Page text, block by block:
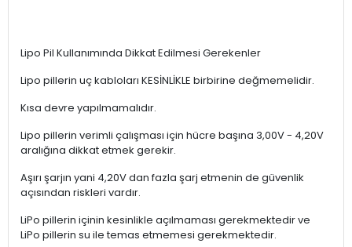
Lipo Pil Kullanımında Dikkat Edilmesi Gerekenler
Lipo pillerin uç kabloları KESİNLİKLE birbirine değmemelidir.
Kısa devre yapılmamalıdır.
Lipo pillerin verimli çalışması için hücre başına 3,00V - 4,20V
aralığına dikkat etmek gerekir.
Aşırı şarjın yani 4,20V dan fazla şarj etmenin de güvenlik
açısından riskleri vardır.
LiPo pillerin içinin kesinlikle açılmaması gerekmektedir ve
LiPo pillerin su ile temas etmemesi gerekmektedir.